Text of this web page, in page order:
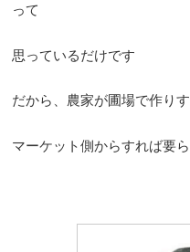
って
思っているだけです
だから、農家が圃場で作り
マーケット側からすれば要